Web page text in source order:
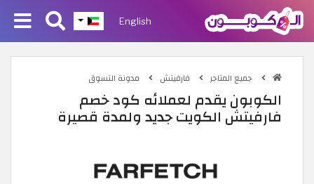
English
جميع المتاجر فارفيتش مدونة التسوق
الكوبون يقدم لعملائه كود خصم
فارفيتش الكويت جديد ولمدة قصيرة